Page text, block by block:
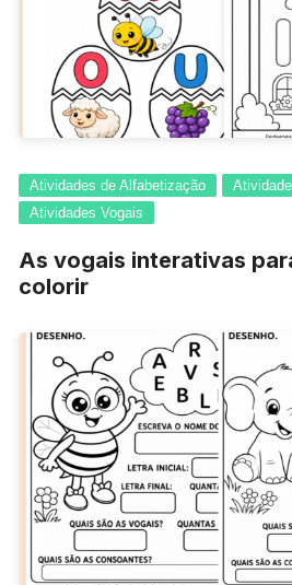
Atividades de Alfabetização
Atividades Vogais
As vogais interativas
colorir